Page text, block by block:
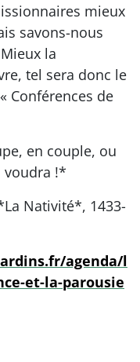
mieux
savons-nous
la
tel sera donc le
Conférences de
en couple, ou
voudra !*
Nativité*, 1433-
agenda/l
et-la-parousie